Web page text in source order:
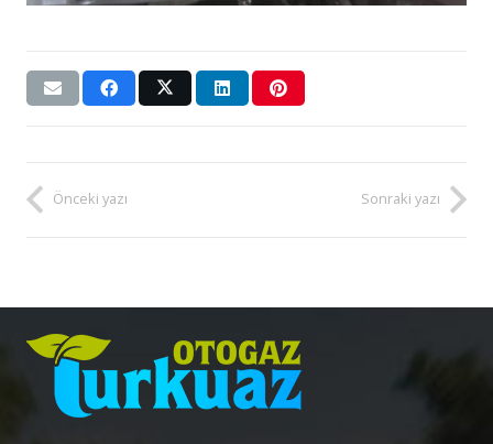
Önceki yazı Sonraki yazı